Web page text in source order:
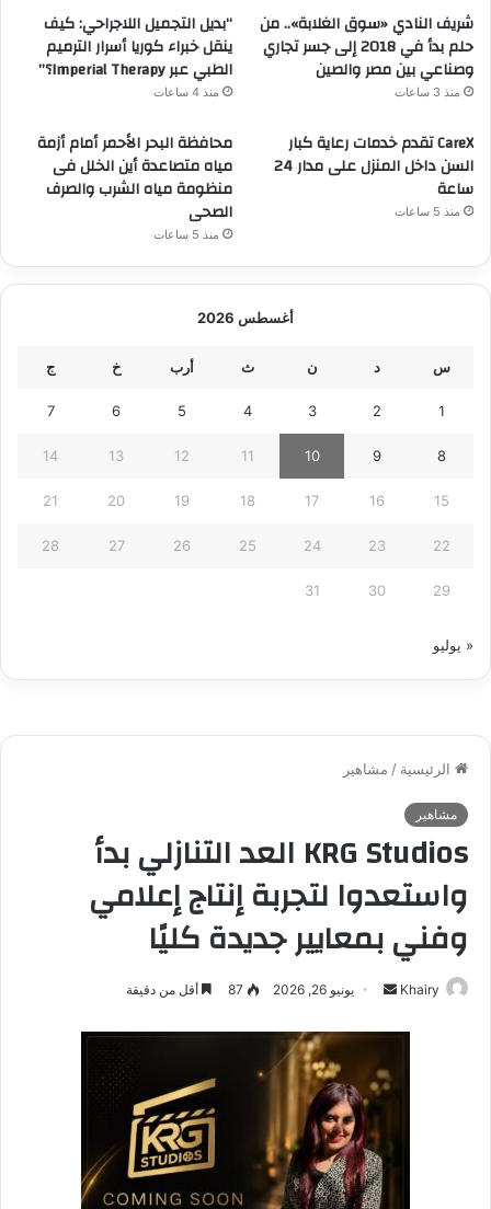
شريف النادي «سوق الغلابة».. من
حلم بدأ في 2018 إلى جسر تجاري
وصناعي بين مصر والصين
منذ 3 ساعات
“بديل التجميل اللاجراحي: كيف
ينقل خبراء كوريا أسرار الترميم
الطبي عبر Imperial Therapy؟”
منذ 4 ساعات
CareX تقدم خدمات رعاية كبار
السن داخل المنزل على مدار 24
ساعة
منذ 5 ساعات
محافظة البحر الأحمر أمام أزمة
مياه متصاعدة أين الخلل فى
منظومة مياه الشرب والصرف
الصحى
منذ 5 ساعات
أغسطس 2026
س د ن ث أرب خ ج
1
2
3
4
5
6
7
8
9
10
11
12
13
14
15
16
17
18
19
20
21
22
23
24
25
26
27
28
29
30
31
« يوليو